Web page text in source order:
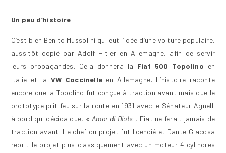
Un peu d’histoire
C’est bien Benito Mussolini qui eut l’idée d’une voiture populaire,
aussitôt copié par Adolf Hitler en Allemagne, afin de servir
leurs propagandes. Cela donnera la Fiat 500 Topolino en
Italie et la VW Coccinelle en Allemagne. L’histoire raconte
encore que la Topolino fut conçue à traction avant mais que le
prototype prit feu sur la route en 1931 avec le Sénateur Agnelli
à bord qui décida que, « Amor di Dio!« , Fiat ne ferait jamais de
traction avant. Le chef du projet fut licencié et Dante Giacosa
reprit le projet plus classiquement avec un moteur 4 cylindres